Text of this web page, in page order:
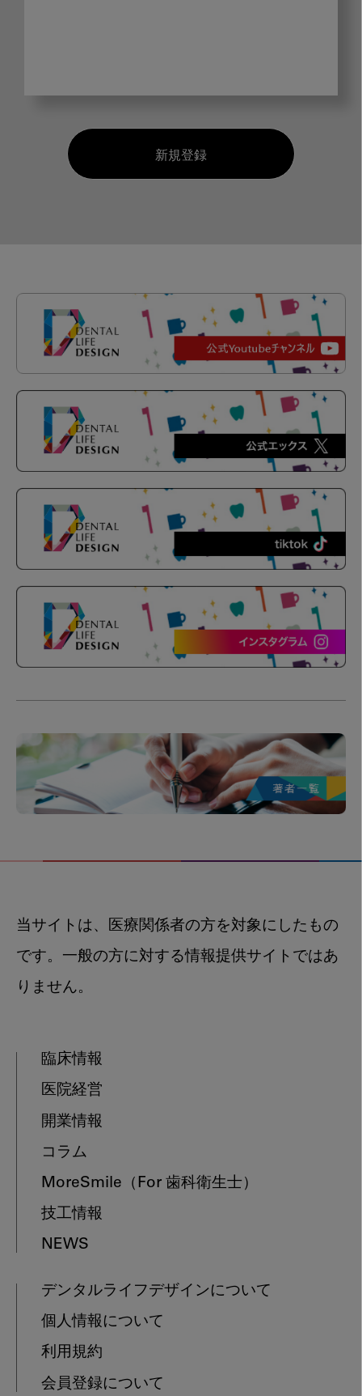
新規登録
当サイトは、医療関係者の方を対象にしたもの
です。一般の方に対する情報提供サイトではあ
りません。
臨床情報
医院経営
開業情報
コラム
MoreSmile （For 歯科衛生士）
技工情報
NEWS
デンタルライフデザインについて
個人情報について
利用規約
会員登録について